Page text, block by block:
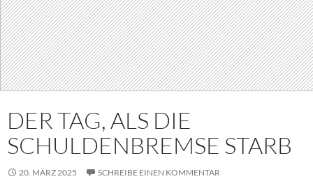
DER TAG, ALS DIE
SCHULDENBREMSE STARB
20. MÄRZ 2025 SCHREIBE EINEN KOMMENTAR